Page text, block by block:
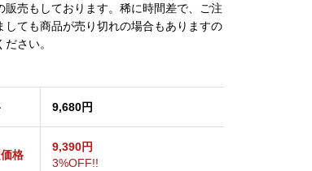
販売もしております。稀に時間差で、ご注
しても商品が売り切れの場合もありますの
さい。
9,680円
格
9,390円
3%OFF!!